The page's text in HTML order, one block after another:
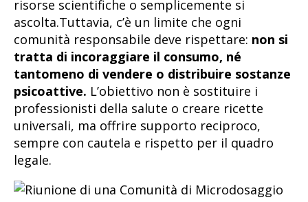
risorse scientifiche o semplicemente si
ascolta.Tuttavia, c’è un limite che ogni
comunità responsabile deve rispettare: non si
tratta di incoraggiare il consumo, né
tantomeno di vendere o distribuire sostanze
psicoattive. L’obiettivo non è sostituire i
professionisti della salute o creare ricette
universali, ma offrire supporto reciproco,
sempre con cautela e rispetto per il quadro
legale.